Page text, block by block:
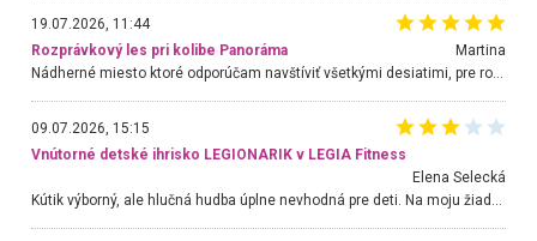
19.07.2026, 11:44
Rozprávkový les pri kolibe Panoráma
Martina
Nádherné miesto ktoré odporúčam navštíviť všetkými desiatimi, pre rodiny s deťmi, dôchodcom... Proste a jednoducho ozaj rozprávkový les.. určite ešte prídeme. Odniesli sme si na pamiatku krásne tričká,
09.07.2026, 15:15
Vnútorné detské ihrisko LEGIONARIK v LEGIA Fitness
Elena Selecká